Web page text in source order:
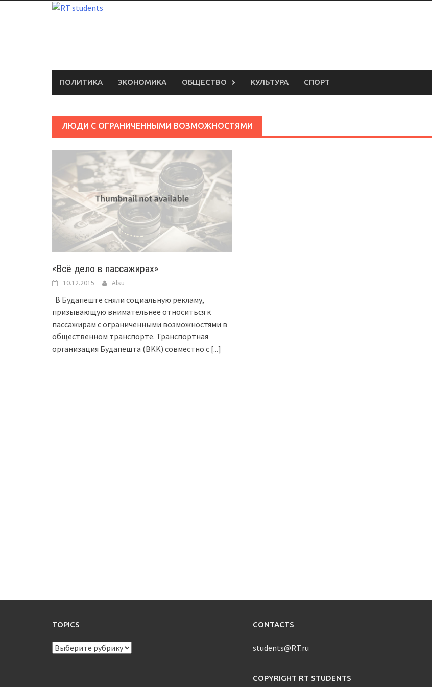
ПОЛИТИКА ЭКОНОМИКА ОБЩЕСТВО КУЛЬТУРА СПОРТ
ЛЮДИ С ОГРАНИЧЕННЫМИ ВОЗМОЖНОСТЯМИ
«Всё дело в пассажирах»
10.12.2015 Alsu
В Будапеште сняли социальную рекламу,
призывающую внимательнее относиться к
пассажирам с ограниченными возможностями в
общественном транспорте. Транспортная
организация Будапешта (BKK) совместно с [...]
TOPICS
TOPICS
CONTACTS
students@RT.ru
COPYRIGHT RT STUDENTS